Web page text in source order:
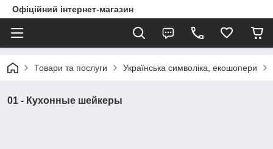
Офіційний інтернет-магазин
Товари та послуги Українська символіка, екошопери
01 - Кухонные шейкеры